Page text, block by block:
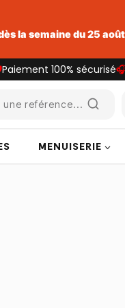
la semaine du 25
Paiement 100% sécurisé
une reférence...
MENUISERIE